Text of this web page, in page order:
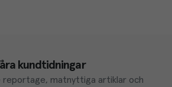
kundtidningar
reportage, matnyttiga artiklar och